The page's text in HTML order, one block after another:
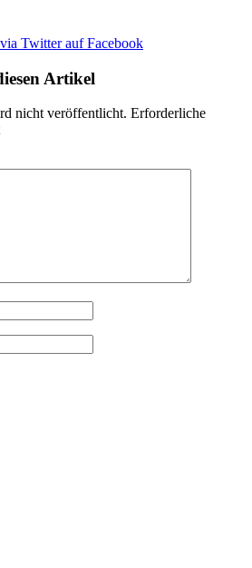
via Twitter auf Facebook
Artikel
nicht veröffentlicht. Erforderliche